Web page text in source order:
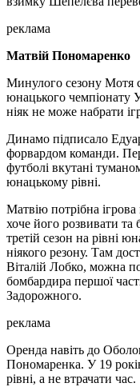
реклама
Матвій Пономаренко
Минулого сезону Мотя
юнацького чемпіонату
ніяк не може набрати
Динамо підписало
форвардом команди.
футболі вкутані
юнацькому рівні.
Матвію потрібна
хоче його розвивати та
третій сезон на рівні
ніякого резону. Там
Віталій Лобко, можна
бомбардира першої
Задорожного.
реклама
Оренда навіть до
Пономаренка. У 19
рівні, а не втрачати час.